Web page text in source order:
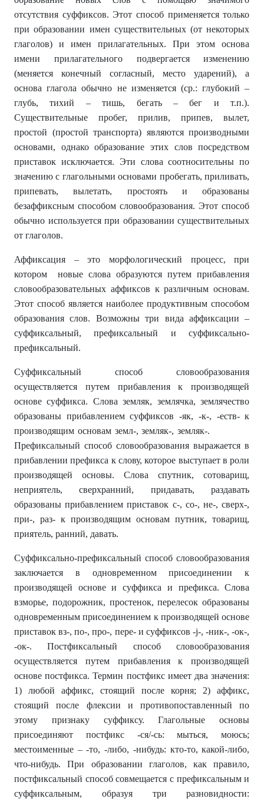
отсутствия суффиксов. Этот способ применяется только
при образовании имен существительных (от некоторых
глаголов) и имен прилагательных. При этом основа
имени прилагательного подвергается изменению
(меняется конечный согласный, место ударений), а
основа глагола обычно не изменяется (ср.: глубокий –
глубь, тихий – тишь, бегать – бег и т.п.).
Существительные пробег, прилив, припев, вылет,
простой (простой транспорта) являются производными
основами, однако образование этих слов посредством
приставок исключается. Эти слова соотносительны по
значению с глагольными основами пробегать, приливать,
припевать, вылетать, простоять и образованы
безаффиксным способом словообразования. Этот способ
обычно используется при образовании существительных
от глаголов.
Аффиксация – это морфологический процесс, при
котором новые слова образуются путем прибавления
словообразовательных аффиксов к различным основам.
Этот способ является наиболее продуктивным способом
образования слов. Возможны три вида аффиксации –
суффиксальный, префиксальный и суффиксально-
префиксальный.
Суффиксальный способ словообразования
осуществляется путем прибавления к производящей
основе суффикса. Слова земляк, землячка, землячество
образованы прибавлением суффиксов -як, -к-, -еств- к
производящим основам земл-, земляк-, земляк-.
Префиксальный способ словообразования выражается в
прибавлении префикса к слову, которое выступает в роли
производящей основы. Слова спутник, сотоварищ,
неприятель, сверхранний, придавать, раздавать
образованы прибавлением приставок с-, со-, не-, сверх-,
при-, раз- к производящим основам путник, товарищ,
приятель, ранний, давать.
Суффиксально-префиксальный способ словообразования
заключается в одновременном присоединении к
производящей основе и суффикса и префикса. Слова
взморье, подорожник, простенок, перелесок образованы
одновременным присоединением к производящей основе
приставок вз-, по-, про-, пере- и суффиксов -j-, -ник-, -ок-,
-ок-. Постфиксальный способ словообразования
осуществляется путем прибавления к производящей
основе постфикса. Термин постфикс имеет два значения:
1) любой аффикс, стоящий после корня; 2) аффикс,
стоящий после флексии и противопоставленный по
этому признаку суффиксу. Глагольные основы
присоединяют постфикс -ся/-сь: мыться, моюсь;
местоименные – -то, -либо, -нибудь: кто-то, какой-либо,
что-нибудь. При образовании глаголов, как правило,
постфиксальный способ совмещается с префиксальным и
суффиксальным, образуя три разновидности: